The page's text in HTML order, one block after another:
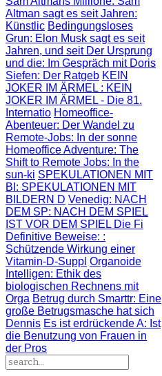
Altman sagt es seit Jahren:
Künstlic Bedingungsloses
Grun: Elon Musk sagt es seit
Jahren, und seit Der Ursprung
und die: Im Gespräch mit Doris
Siefen: Der Ratgeb KEIN
JOKER IM ÄRMEL : KEIN
JOKER IM ÄRMEL - Die 81.
Internatio Homeoffice-
Abenteuer: Der Wandel zu
Remote-Jobs: In der sonne
Homeoffice Adventure: The
Shift to Remote Jobs: In the
sun-ki SPEKULATIONEN MIT
BI : SPEKULATIONEN MIT
BILDERN D Venedig: NACH
DEM SP: NACH DEM SPIEL
IST VOR DEM SPIEL Die Fi
Definitive Beweise: :
Schützende Wirkung einer
Vitamin-D-Suppl Organoide
Intelligen: Ethik des
biologischen Rechnens mit
Orga Betrug durch Smarttr: Eine
große Betrugsmasche hat sich
Dennis Es ist erdrückende A: Ist
die Benutzung von Frauen in
der Pros